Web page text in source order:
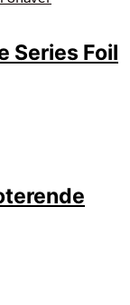
Series Foil